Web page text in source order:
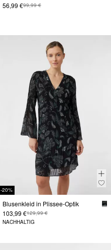
56,99 €99,99 €
-20%
Blusenkleid in Plissee-Optik
103,99 €129,99 €
NACHHALTIG